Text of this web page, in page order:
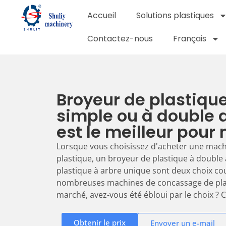
Accueil
Solutions plastiques
Contactez-nous
Français
Broyeur de
simple ou à double
est le meilleur pour
Lorsque vous choisissez d'acheter une
plastique, un broyeur de plastique à
plastique à arbre unique sont deux choix
nombreuses machines de concassage de
marché, avez-vous été ébloui par le choix ?
Obtenir le prix Envoyer un e-mail